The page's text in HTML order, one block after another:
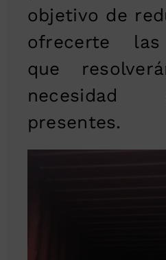
objetivo de
ofrecerte las
que
presentes.